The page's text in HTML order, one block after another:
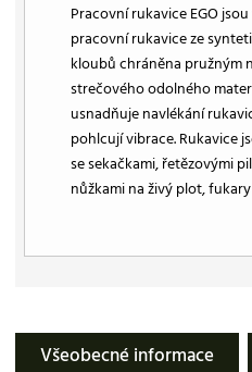
Pracovní rukavice EGO
pracovní rukavice ze
kloubů chráněna pružným
strečového odolného
usnadňuje navlékání
pohlcují vibrace. Rukavice
se sekačkami, řetězovými
nůžkami na živý plot,
Všeobecné informace